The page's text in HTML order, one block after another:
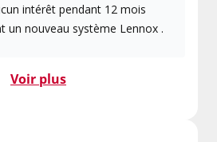
intérêt pendant 12 mois
un nouveau système Lennox .
Voir plus